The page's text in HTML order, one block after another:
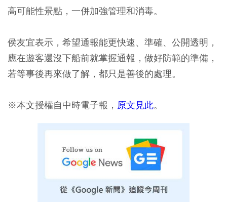
高可能性景點，一併加強管理和消毒。
侯友宜表示，希望通報能更快速、準確、公開透明，
應在遊客還沒下船前就掌握通報，做好防範的準備，
若等事後再來做了解，都只是善後的處理。
※本文授權自中時電子報， 原文見此。